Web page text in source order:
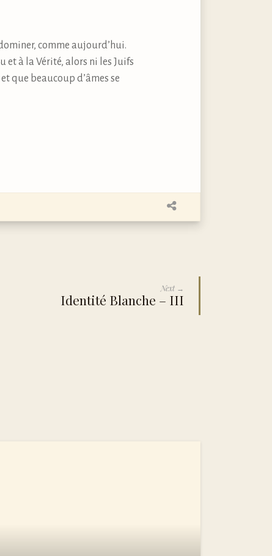
comme aujourd’hui.
et à la Vérité, alors ni les Juifs
que beaucoup d’âmes se
Next →
Identité Blanche – III